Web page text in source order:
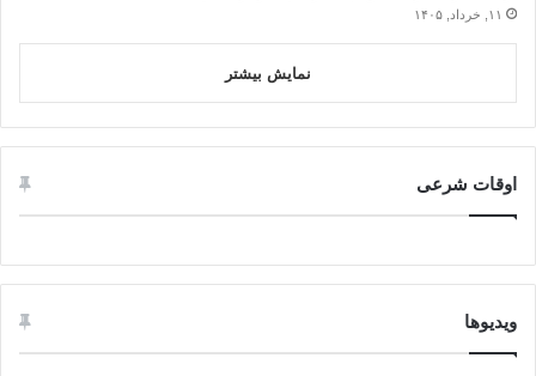
۱۱, خرداد, ۱۴۰۵
نمایش بیشتر
اوقات شرعی
ویدیوها